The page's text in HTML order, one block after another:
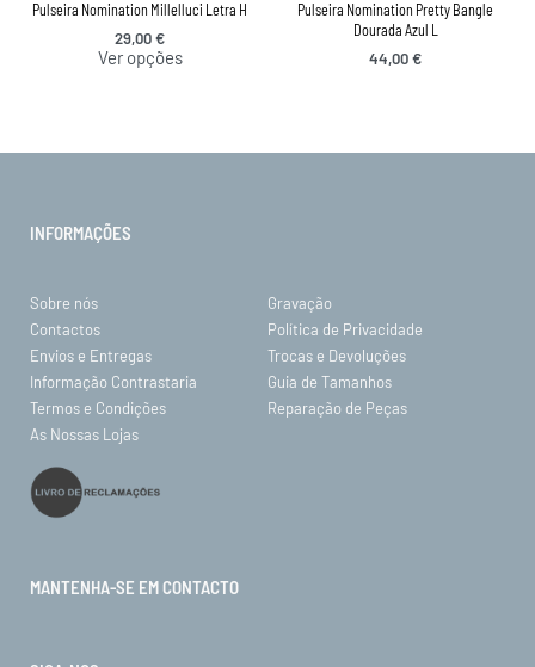
Pulseira Nomination Millelluci Letra H
29,00€
Ver opções
Pulseira Nomination Pretty Bangle
Dourada Azul L
44,00€
INFORMAÇÕES
Sobre nós
Gravação
Contactos
Política de Privacidade
Envios e Entregas
Trocas e Devoluções
Informação Contrastaria
Guia de Tamanhos
Termos e Condições
Reparação de Peças
As Nossas Lojas
MANTENHA-SE EM CONTACTO